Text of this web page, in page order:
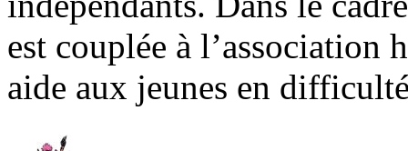
est couplée à l’association
aide aux jeunes en